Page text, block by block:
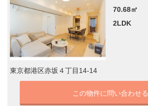
70.68㎡
2LDK
東京都港区赤坂４丁目14-14
この物件に問い合わせる